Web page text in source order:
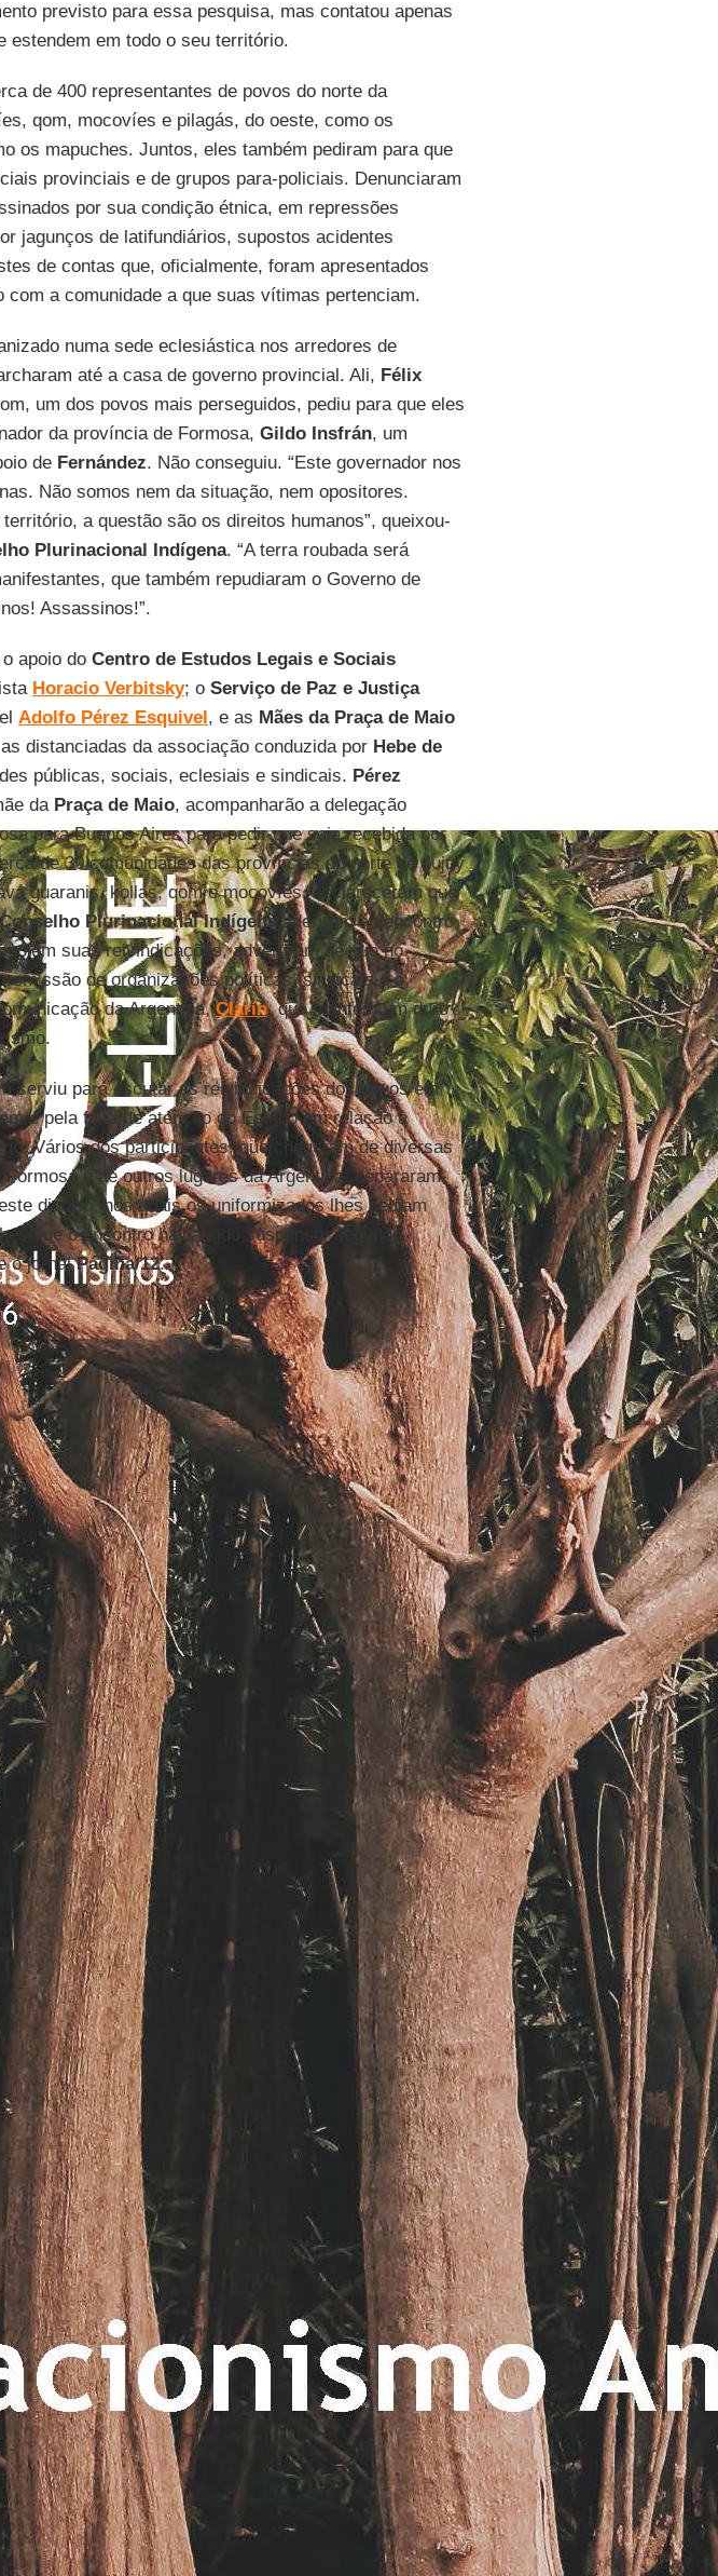
previsto para essa pesquisa, mas contatou apenas
estendem em todo o seu território.
de 400 representantes de povos do norte da
qom, mocovíes e pilagás, do oeste, como os
os mapuches. Juntos, eles também pediram para que
provinciais e de grupos para-policiais. Denunciaram
por sua condição étnica, em repressões
jagunços de latifundiários, supostos acidentes
de contas que, oficialmente, foram apresentados
a comunidade a que suas vítimas pertenciam.
numa sede eclesiástica nos arredores de
até a casa de governo provincial. Ali, Félix
um dos povos mais perseguidos, pediu para que eles
da província de Formosa, Gildo Insfrán, um
de Fernández. Não conseguiu. “Este governador nos
Não somos nem da situação, nem opositores.
a questão são os direitos humanos”, queixou-
Plurinacional Indígena. “A terra roubada será
que também repudiaram o Governo de
Assassinos!”.
apoio do Centro de Estudos Legais e Sociais
Horacio Verbitsky; o Serviço de Paz e Justiça
Adolfo Pérez Esquivel, e as Mães da Praça de Maio
distanciadas da associação conduzida por Hebe de
públicas, sociais, eclesiais e sindicais. Pérez
da Praça de Maio, acompanharão a delegação
para Buenos Aires para pedir que seja recebida por
de 30 comunidades das províncias do norte de Jujuy
guaranis, kollas, qom e mocovíes, esclareceram que
Plurinacional Indígena aderiram ao encontro
suas reivindicações, advertiram de que no
de organizações políticas, sindicais e o
da Argentina,Clarín, que mantém um duro
serviu para escutar as reivindicações dos povos em
e pela falta de atenção do Estado em relação à
Vários dos participantes, que chegaram de diversas
e de outros lugares da Argentina, depararam-
distrito, nos quais os uniformizados lhes pediam
que o encontro havia sido suspenso, segundo
o jornalPágina/12.